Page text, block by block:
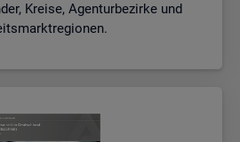
Kreise, Agenturbezirke und